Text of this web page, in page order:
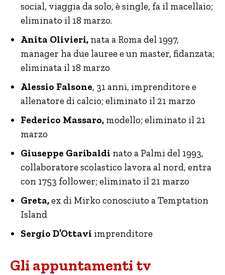
social, viaggia da solo, è single, fa il macellaio;
eliminato il 18 marzo.
Anita Olivieri, nata a Roma del 1997,
manager ha due lauree e un master, fidanzata;
eliminata il 18 marzo
Alessio Falsone, 31 anni, imprenditore e
allenatore di calcio; eliminato il 21 marzo
Federico Massaro, modello; eliminato il 21
marzo
Giuseppe Garibaldi nato a Palmi del 1993,
collaboratore scolastico lavora al nord, entra
con 1753 follower; eliminato il 21 marzo
Greta,ex di Mirko conosciuto a Temptation
Island
Sergio D’Ottavi imprenditore
Gli appuntamenti tv